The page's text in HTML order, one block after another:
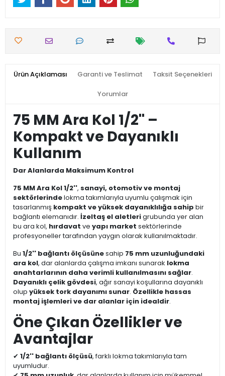
Ürün Açıklaması Garanti ve Teslimat Taksit Seçenekleri
Yorumlar
75 MM Ara Kol 1/2'' –
Kompakt ve Dayanıklı
Kullanım
Dar Alanlarda Maksimum Kontrol
75 MM Ara Kol 1/2'', sanayi, otomotiv ve montaj
sektörlerindelokma takımlarıyla uyumlu çalışmak için
tasarlanmış kompakt ve yüksek dayanıklılığa sahip bir
bağlantı elemanıdır. İzeltaş el aletlerigrubunda yer alan
bu ara kol, hırdavat ve yapı market sektörlerinde
profesyoneller tarafından yaygın olarak kullanılmaktadır.
Bu 1/2'' bağlantı ölçüsünesahip 75 mm uzunluğundaki
ara kol, dar alanlarda çalışma imkanı sunarak lokma
anahtarlarının daha verimli kullanılmasını sağlar.
Dayanıklı çelik gövdesi, ağır sanayi koşullarına dayanıklı
olup yüksek tork dayanımı sunar. Özellikle hassas
montaj işlemleri ve dar alanlar için idealdir.
Öne Çıkan Özellikler ve
Avantajlar
✔ 1/2'' bağlantı ölçüsü, farklı lokma takımlarıyla tam
uyumludur.